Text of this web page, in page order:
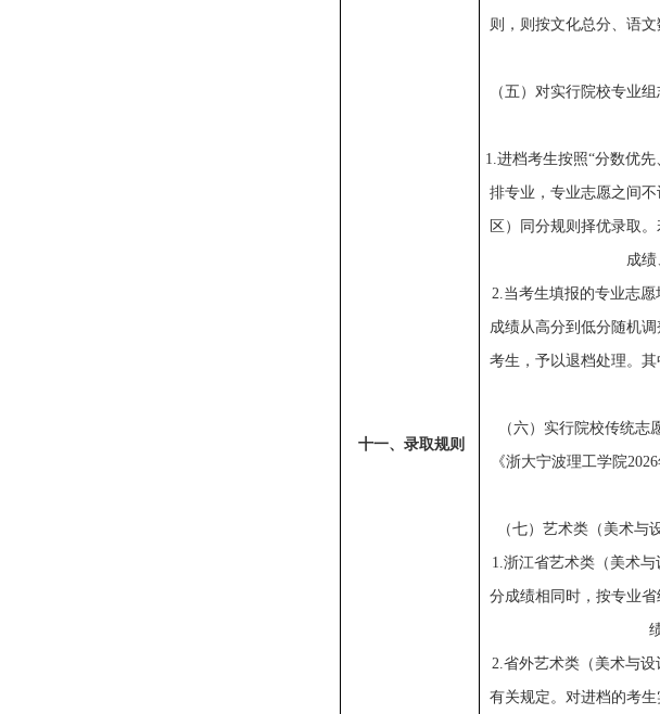
十一、录取规则
则，则按文化总分、语
（五） 对实行院校专业
1.进档考生按照“分数优
排专业，专业志愿之间
区）同分规则择优录取
成绩
2.当考生填报的专业志
成绩从高分到低分随机
考生，予以退档处理。
（六） 实行院校传统志
《浙大宁波理工学院2026
（七）艺术类（美术与
1.浙江省艺术类（美术
分成绩相同时，按专业
2.省外艺术类（美术与
有关规定。对进档的考